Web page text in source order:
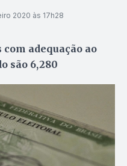
2020 às 17h28
adequação ao
são 6,280